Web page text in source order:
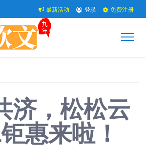
最新活动 登录 免费注册
济，松松云
惠来啦！